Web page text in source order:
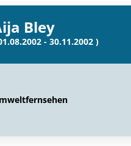
Bley
- 30.11.2002 )